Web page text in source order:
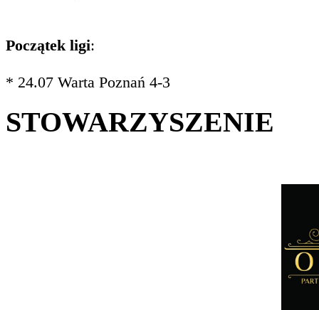
Początek ligi:
* 24.07 Warta Poznań 4-3
STOWARZYSZENIE